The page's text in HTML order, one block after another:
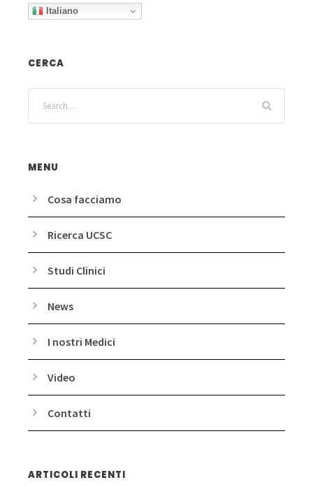
Italiano
CERCA
MENU
Cosa facciamo
Ricerca UCSC
Studi Clinici
News
I nostri Medici
Video
Contatti
ARTICOLI RECENTI